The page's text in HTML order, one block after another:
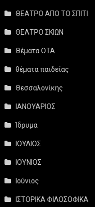
ΘΕΑΤΡΟ ΑΠΟ ΤΟ ΣΠΙΤΙ
ΘΕΑΤΡΟ ΣΚΙΩΝ
Θέματα ΟΤΑ
θέματα παιδείας
Θεσσαλονίκης
ΙΑΝΟΥΑΡΙΟΣ
Ίδρυμα
ΙΟΥΛΙΟΣ
ΙΟΥΝΙΟΣ
Ιούνιος
ΙΣΤΟΡΙΚΑ ΦΙΛΟΣΟΦΙΚΑ